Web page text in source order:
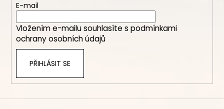
E-mail
Vložením e-mailu souhlasíte s podmínkami
ochrany osobních údajů
PŘIHLÁSIT SE